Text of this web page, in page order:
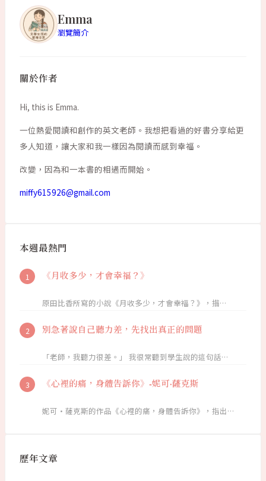
Emma
瀏覽簡介
關於作者
Hi, this is Emma.
一位熱愛閱讀和創作的英文老師。我想把看過的好書分享給更
多人知道，讓大家和我一樣因為閱讀而感到幸福。
改變，因為和一本書的相遇而開始。
miffy615926@gmail.com
本週最熱門
《月收多少，才會幸福？》
原田比香所寫的小說《月收多少，才會幸福？》，描…
別急著說自己聽力差，先找出真正的問題
「老師，我聽力很差。」 我很常聽到學生說的這句話…
《心裡的痛，身體告訴你》-妮可·薩克斯
妮可·薩克斯的作品《心裡的痛，身體告訴你》，指出…
歷年文章